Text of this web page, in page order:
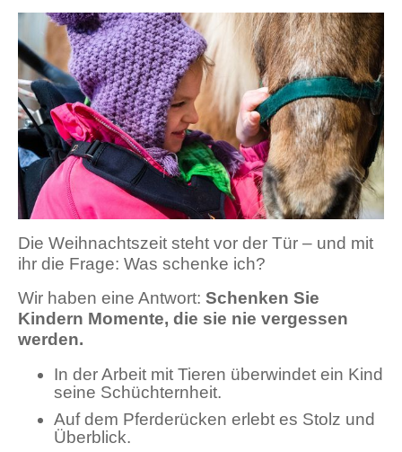
Die Weihnachtszeit steht vor der Tür – und mit
ihr die Frage: Was schenke ich?
Wir haben eine Antwort: Schenken Sie
Kindern Momente, die sie nie vergessen
werden.
In der Arbeit mit Tieren überwindet ein Kind
seine Schüchternheit.
Auf dem Pferderücken erlebt es Stolz und
Überblick.